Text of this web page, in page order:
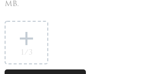
MB.
1 /3